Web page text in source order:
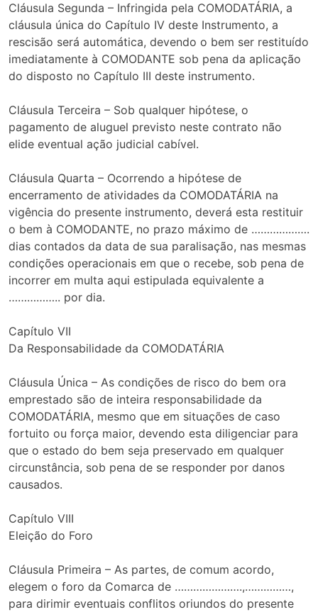
Cláusula Segunda – Infringida pela COMODATÁRIA, a
cláusula única do Capítulo IV deste Instrumento, a
rescisão será automática, devendo o bem ser restituído
imediatamente à COMODANTE sob pena da aplicação
do disposto no Capítulo III deste instrumento.
Cláusula Terceira – Sob qualquer hipótese, o
pagamento de aluguel previsto neste contrato não
elide eventual ação judicial cabível.
Cláusula Quarta – Ocorrendo a hipótese de
encerramento de atividades da COMODATÁRIA na
vigência do presente instrumento, deverá esta restituir
o bem à COMODANTE, no prazo máximo de ……………….
dias contados da data de sua paralisação, nas mesmas
condições operacionais em que o recebe, sob pena de
incorrer em multa aqui estipulada equivalente a
…………….. por dia.
Capítulo VII
Da Responsabilidade da COMODATÁRIA
Cláusula Única – As condições de risco do bem ora
emprestado são de inteira responsabilidade da
COMODATÁRIA, mesmo que em situações de caso
fortuito ou força maior, devendo esta diligenciar para
que o estado do bem seja preservado em qualquer
circunstância, sob pena de se responder por danos
causados.
Capítulo VIII
Eleição do Foro
Cláusula Primeira – As partes, de comum acordo,
elegem o foro da Comarca de ………………….,……………,
para dirimir eventuais conflitos oriundos do presente